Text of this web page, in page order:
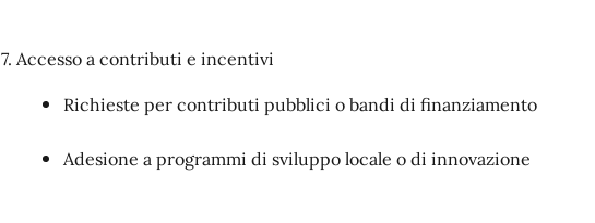
7. Accesso a contributi e incentivi
Richieste per contributi pubblici o bandi di finanziamento
Adesione a programmi di sviluppo locale o di innovazione